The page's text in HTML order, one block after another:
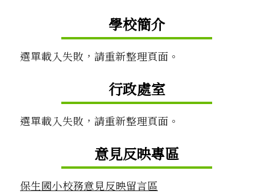
學校簡介
選單載入失敗，請重新整理頁面。
行政處室
選單載入失敗，請重新整理頁面。
意見反映專區
保生國小校務意見反映留言區